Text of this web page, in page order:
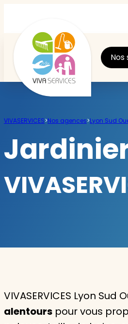
Nos
Repassage
Jardin
Seniors
VIVASERVICES>Nos agences>Lyon Sud
VIVASERVICES Lyon
alentours pour vous